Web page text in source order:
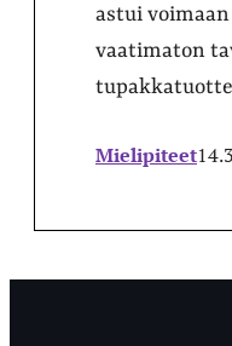
astui
vaatimaton
Mielipiteet